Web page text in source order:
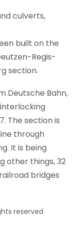
culverts,
built on the
Regis-
section.
Deutsche Bahn,
The section is
through
It is being
other things, 32
bridges
reserved